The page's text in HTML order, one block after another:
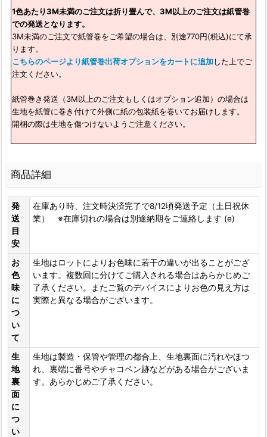
1色あたり3M未満のご注文は折り畳んで、3M以上のご注文は紙管巻
での発送となります。
3M未満のご注文で紙管巻をご希望の場合は、別途770円(税込)にて承
ります。
こちらのページより紙管巻出荷オプションをカートに追加した上でご
注文ください。
紙管巻き発送（3M以上のご注文もしくはオプション追加）の場合は
生地を紙管に巻き付けて外側に紙の包装紙を巻いてお届けします。
開梱の際は生地を傷つけないようご注意ください。
商品詳細
発
送
目
安
在庫あり時、注文時決済完了で8/12頃発送予定（土日祝休
業） ※在庫切れの場合は別途納期をご連絡します (e)
お
色
味
に
つ
い
て
生地はロットによりお色味に若干の違いが出ることがござ
います。複数回に分けてご購入される場合はあらかじめご
了承ください。またご覧のデバイスによりお色の見え方は
実際と異なる場合がございます。
生
地
裏
面
に
つ
い
生地は製造・保管や管理の都合上、生地裏面に汚れやほつ
れ、裏端に番号やチャコペン跡などがある場合がございま
す。あらかじめご了承ください。